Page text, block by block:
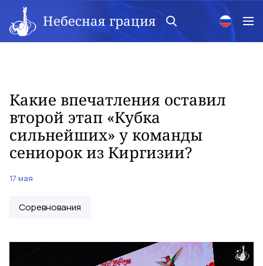
Небесная грация
Какие впечатления оставил
второй этап «Кубка
сильнейших» у команды
сениорок из Киргизии?
17 мая
Соревнования